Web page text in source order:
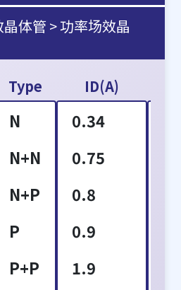
体管 > 功率场效晶
Type
N
N+N
N+P
P
P+P
ID(A)
0.34
0.75
0.8
0.9
1.9